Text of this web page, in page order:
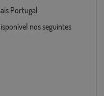
Portugal
nos seguintes